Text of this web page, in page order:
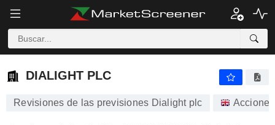
DIALIGHT PLC
DIALIGHT PLC
Revisiones de las previsiones Dialight plc Acciones